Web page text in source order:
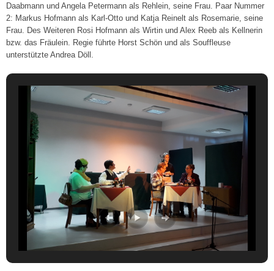
Daabmann und Angela Petermann als Rehlein, seine Frau. Paar Nummer
2: Markus Hofmann als Karl-Otto und Katja Reinelt als Rosemarie, seine
Frau. Des Weiteren Rosi Hofmann als Wirtin und Alex Reeb als Kellnerin
bzw. das Fräulein. Regie führte Horst Schön und als Souffleuse
unterstützte Andrea Döll.